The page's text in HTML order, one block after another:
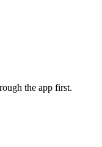
the app first.